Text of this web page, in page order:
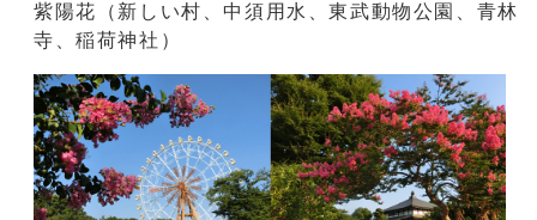
紫陽花（新しい村、中須用水、東武動物公園、青林
寺、稲荷神社）